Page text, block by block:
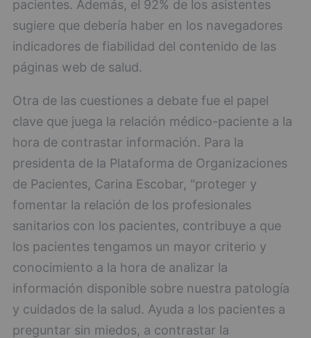
pacientes. Además, el 92% de los asistentes
sugiere que debería haber en los navegadores
indicadores de fiabilidad del contenido de las
páginas web de salud.
Otra de las cuestiones a debate fue el papel
clave que juega la relación médico-paciente a la
hora de contrastar información. Para la
presidenta de la Plataforma de Organizaciones
de Pacientes, Carina Escobar, "proteger y
fomentar la relación de los profesionales
sanitarios con los pacientes, contribuye a que
los pacientes tengamos un mayor criterio y
conocimiento a la hora de analizar la
información disponible sobre nuestra patología
y cuidados de la salud. Ayuda a los pacientes a
preguntar sin miedos, a contrastar la